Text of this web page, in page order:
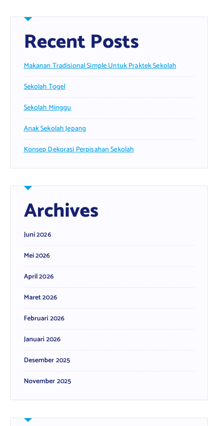
Recent Posts
Makanan Tradisional Simple Untuk Praktek Sekolah
Sekolah Togel
Sekolah Minggu
Anak Sekolah Jepang
Konsep Dekorasi Perpisahan Sekolah
Archives
Juni 2026
Mei 2026
April 2026
Maret 2026
Februari 2026
Januari 2026
Desember 2025
November 2025